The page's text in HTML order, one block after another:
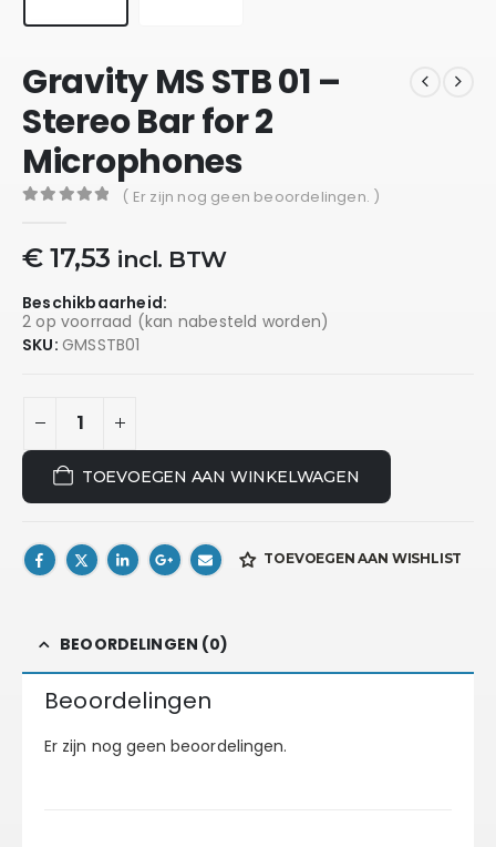
Gravity MS STB 01 –
Stereo Bar for 2
Microphones
( Er zijn nog geen beoordelingen. )
€17,53 incl. BTW
Beschikbaarheid:
2 op voorraad (kan nabesteld worden)
SKU: GMSSTB01
TOEVOEGEN AAN WINKELWAGEN
TOEVOEGEN AAN WISHLIST
BEOORDELINGEN (0)
Beoordelingen
Er zijn nog geen beoordelingen.